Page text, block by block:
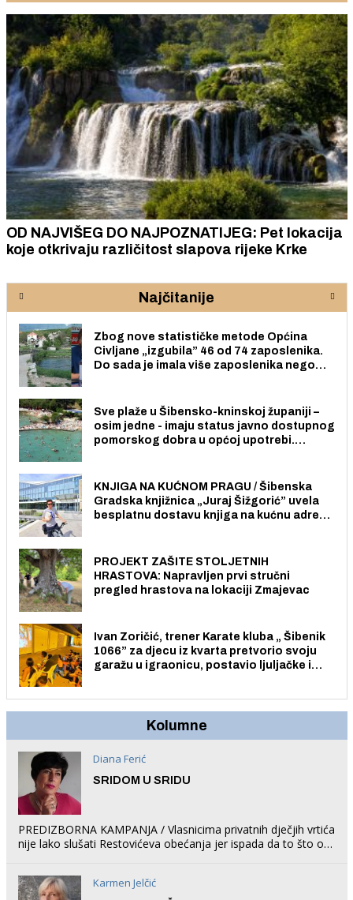
OD NAJVIŠEG DO NAJPOZNATIJEG: Pet lokacija
koje otkrivaju različitost slapova rijeke Krke
Najčitanije
Zbog nove statističke metode Općina
Civljane „izgubila” 46 od 74 zaposlenika.
Do sada je imala više zaposlenika nego
Sve plaže u Šibensko-kninskoj županiji –
osim jedne - imaju status javno dostupnog
pomorskog dobra u općoj upotrebi.
KNJIGA NA KUĆNOM PRAGU / Šibenska
Gradska knjižnica „Juraj Šižgorić” uvela
besplatnu dostavu knjiga na kućnu adresu
PROJEKT ZAŠITE STOLJETNIH
HRASTOVA: Napravljen prvi stručni
pregled hrastova na lokaciji Zmajevac
Ivan Zoričić, trener Karate kluba „ Šibenik
1066” za djecu iz kvarta pretvorio svoju
garažu u igraonicu, postavio ljuljačke i
Kolumne
Diana Ferić
SRIDOM U SRIDU
PREDIZBORNA KAMPANJA / Vlasnicima privatnih dječjih vrtića
nije lako slušati Restovićeva obećanja jer ispada da to što oni
Karmen Jelčić